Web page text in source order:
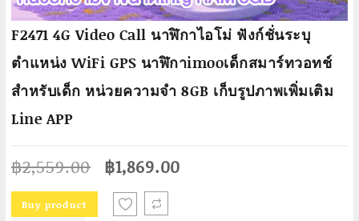
F2471 4G Video Call นาฬิกาไอโม่ ฟังก์ชั่นระบุ
ตำแหน่ง WiFi GPS นาฬิกาimooเด็กสมาร์ทวอทช์
สำหรับเด็ก หน่วยความจำ 8GB เก็บรูปภาพเพิ่มเติม
Line APP
฿2,559.00 Original
price
was:
฿2,559.00.
฿1,869.00
Buy product